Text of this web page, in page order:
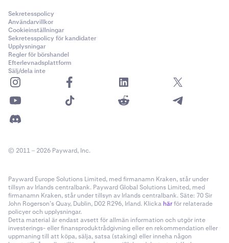
Sekretesspolicy
Användarvillkor
Cookieinställningar
Sekretesspolicy för kandidater
Upplysningar
Regler för börshandel
Efterlevnadsplattform
Sälj/dela inte
© 2011 – 2026 Payward, Inc.
Payward Europe Solutions Limited, med firmanamn Kraken, står under
tillsyn av Irlands centralbank. Payward Global Solutions Limited, med
firmanamn Kraken, står under tillsyn av Irlands centralbank. Säte: 70 Sir
John Rogerson’s Quay, Dublin, D02 R296, Irland. Klicka härför relaterade
policyer och upplysningar.
Detta material är endast avsett för allmän information och utgör inte
investerings- eller finansproduktrådgivning eller en rekommendation eller
uppmaning till att köpa, sälja, satsa (staking) eller inneha någon